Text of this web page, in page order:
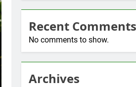
Recent Comments
No comments to show.
Archives